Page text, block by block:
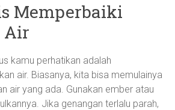
Memperbaiki
Air
kamu perhatikan adalah
air. Biasanya, kita bisa memulainya
air yang ada. Gunakan ember atau
Jika genangan terlalu parah,